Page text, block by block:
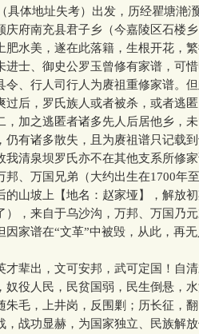
具体地址失考）出发，历经瞿塘滟
府南充县君子乡（今嘉陵区石楼
水美，遂在此落籍，生根开花，繁
士、御史公罗玉曾修有家谱，可惜
令、行人司行人为赓祖重修家谱。
后，罗氏族人或者被杀，或者逃匿
加之逃匿者诸多先人后居他乡，
有诸多散失，且为赓祖谱只记载
清泉坝罗氏亦不在其他支系所修家
、万国兄弟（大约出生在1700年
山坡上【地名：赵家垭】，解放
，来自于乌沙沟，万邦、万国乃
家谱在“文革”中被毁，从此，再
辈出，文可安邦，武可定国！自清
役人民，民贫国弱，民生倒悬，
朱毛，上井岗，反围剿；历长征，
战功显赫，为国家独立、民族解